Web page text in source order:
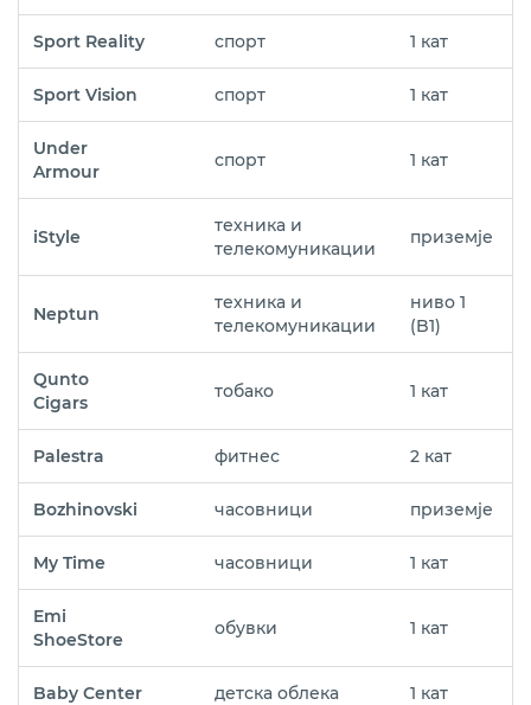
Sport Reality спорт 1 кат
Sport Vision спорт 1 кат
Under
Armour
спорт 1 кат
iStyle
техника и
телекомуникации
приземје
Neptun
техника и
телекомуникации
ниво 1
(B1)
Qunto
Cigars
тобако 1 кат
Palestra фитнес 2 кат
Bozhinovski часовници приземје
My Time часовници 1 кат
Emi
ShoeStore
обувки 1 кат
Baby Center детска облека 1 кат